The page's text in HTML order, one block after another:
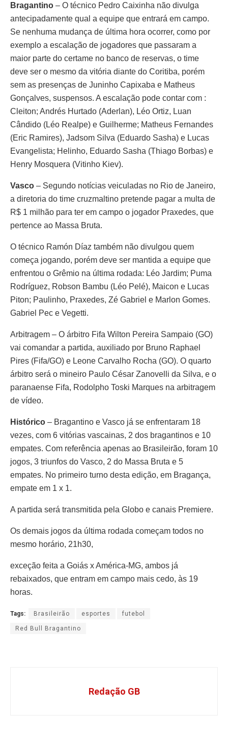
Bragantino – O técnico Pedro Caixinha não divulga
antecipadamente qual a equipe que entrará em campo.
Se nenhuma mudança de última hora ocorrer, como por
exemplo a escalação de jogadores que passaram a
maior parte do certame no banco de reservas, o time
deve ser o mesmo da vitória diante do Coritiba, porém
sem as presenças de Juninho Capixaba e Matheus
Gonçalves, suspensos. A escalação pode contar com :
Cleiton; Andrés Hurtado (Aderlan), Léo Ortiz, Luan
Cândido (Léo Realpe) e Guilherme; Matheus Fernandes
(Eric Ramires), Jadsom Silva (Eduardo Sasha) e Lucas
Evangelista; Helinho, Eduardo Sasha (Thiago Borbas) e
Henry Mosquera (Vitinho Kiev).
Vasco – Segundo notícias veiculadas no Rio de Janeiro,
a diretoria do time cruzmaltino pretende pagar a multa de
R$ 1 milhão para ter em campo o jogador Praxedes, que
pertence ao Massa Bruta.
O técnico Ramón Díaz também não divulgou quem
começa jogando, porém deve ser mantida a equipe que
enfrentou o Grêmio na última rodada: Léo Jardim; Puma
Rodríguez, Robson Bambu (Léo Pelé), Maicon e Lucas
Piton; Paulinho, Praxedes, Zé Gabriel e Marlon Gomes.
Gabriel Pec e Vegetti.
Arbitragem – O árbitro Fifa Wilton Pereira Sampaio (GO)
vai comandar a partida, auxiliado por Bruno Raphael
Pires (Fifa/GO) e Leone Carvalho Rocha (GO). O quarto
árbitro será o mineiro Paulo César Zanovelli da Silva, e o
paranaense Fifa, Rodolpho Toski Marques na arbitragem
de vídeo.
Histórico – Bragantino e Vasco já se enfrentaram 18
vezes, com 6 vitórias vascainas, 2 dos bragantinos e 10
empates. Com referência apenas ao Brasileirão, foram 10
jogos, 3 triunfos do Vasco, 2 do Massa Bruta e 5
empates. No primeiro turno desta edição, em Bragança,
empate em 1 x 1.
A partida será transmitida pela Globo e canais Premiere.
Os demais jogos da última rodada começam todos no
mesmo horário, 21h30,
exceção feita a Goiás x América-MG, ambos já
rebaixados, que entram em campo mais cedo, às 19
horas.
Tags: Brasileirão esportes futebol
Red Bull Bragantino
Redação GB